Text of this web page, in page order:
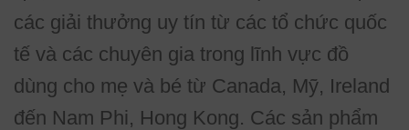
các giải thưởng uy tín từ các tổ chức quốc
tế và các chuyên gia trong lĩnh vực đồ
dùng cho mẹ và bé từ Canada, Mỹ, Ireland
đến Nam Phi, Hong Kong. Các sản phẩm